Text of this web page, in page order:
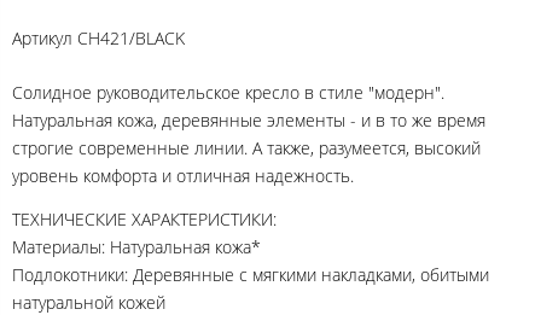
Артикул CH421/BLACK
Солидное руководительское кресло в стиле "модерн".
Натуральная кожа, деревянные элементы - и в то же время
строгие современные линии. А также, разумеется, высокий
уровень комфорта и отличная надежность.
ТЕХНИЧЕСКИЕ ХАРАКТЕРИСТИКИ:
Материалы: Натуральная кожа*
Подлокотники: Деревянные с мягкими накладками, обитыми
натуральной кожей